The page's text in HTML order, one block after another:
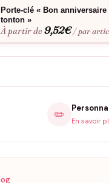
Porte-clé « Bon anniversaire
tonton »
À partir de9,52€ / par
✏️ En savoir